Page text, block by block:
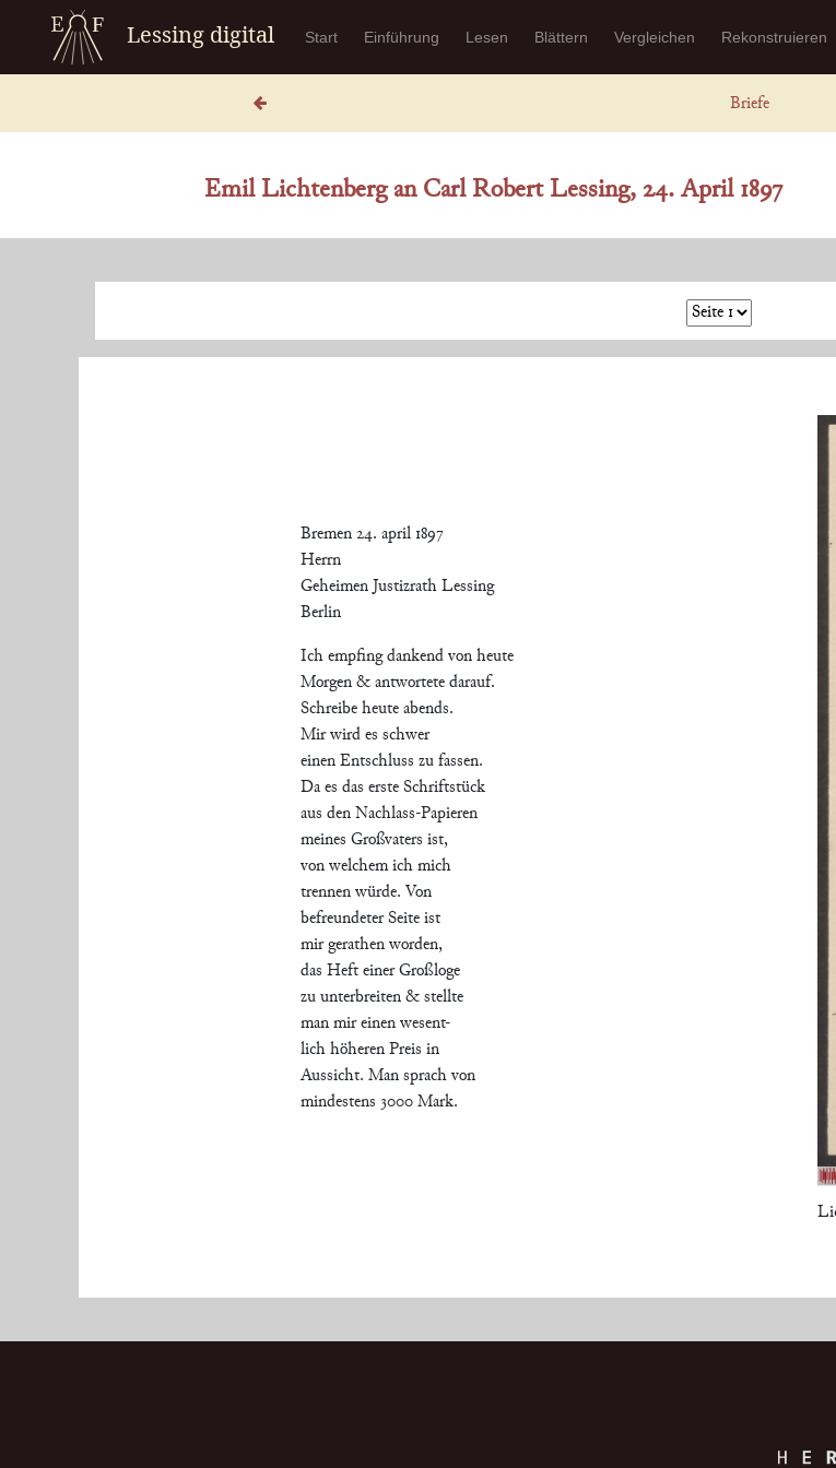
Lessing digital Start Einführung Lesen Blättern Vergleichen Rekonstruieren
Briefe
Emil Lichtenberg an Carl Robert Lessing, 24. April 1897
Bremen 24. april 1897
Herrn
Geheimen Justizrath Lessing
Berlin
Ich empfing dankend von heute
Morgen & antwortete darauf.
Schreibe heute abends.
Mir wird es schwer
einen Entschluss zu fassen.
Da es das erste Schriftstück
aus den Nachlass-Papieren
meines Großvaters ist,
von welchem ich mich
trennen würde. Von
befreundeter Seite ist
mir gerathen worden,
das Heft einer Großloge
zu unterbreiten & stellte
man mir einen wesent-
lich höheren Preis in
Aussicht. Man sprach von
mindestens 3000 Mark.